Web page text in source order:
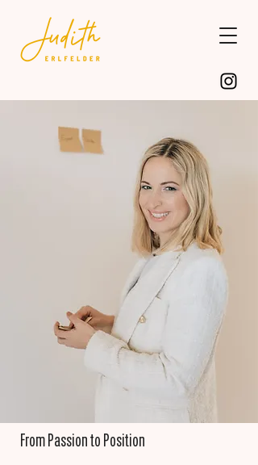
From Passion to Position